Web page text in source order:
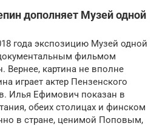
дополняет Музей одной
года экспозицию Музей одной
фильмом
картина не вполне
играет актер Пензенского
Илья Ефимович показан в
обеих столицах и финском
в стране, ценимой Поповым,